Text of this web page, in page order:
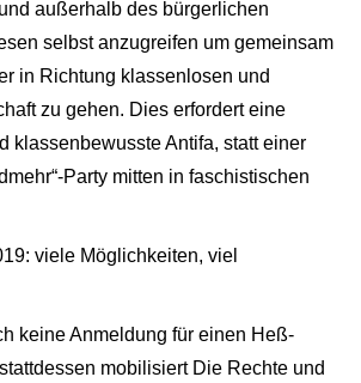
außerhalb des bürgerlichen
selbst anzugreifen um gemeinsam
in Richtung klassenlosen und
zu gehen. Dies erfordert eine
klassenbewusste Antifa, statt einer
Party mitten in faschistischen
viele Möglichkeiten, viel
keine Anmeldung für einen Heß-
mobilisiert Die Rechte und